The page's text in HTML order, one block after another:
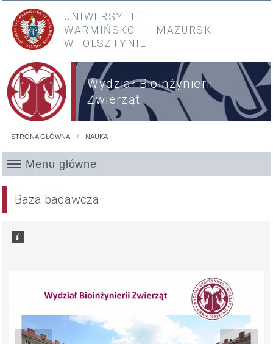
Przejdź do treści
Przejdź do menu głównego
UNIWERSYTET
WARMIŃSKO
- MAZURSKI
W OLSZTYNIE
Wydział Bioinżynierii
Zwierząt
STRONA GŁÓWNA NAUKA
Menu główne
Baza badawcza